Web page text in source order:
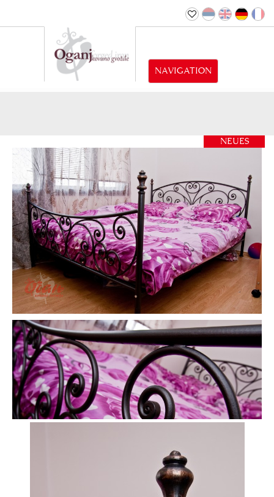
NAVIGATION
NEUES